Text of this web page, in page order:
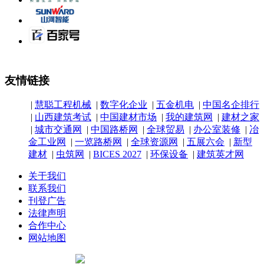
友情链接
| 慧聪工程机械 | 数字化企业 | 五金机电 | 中国名企排行
| 山西建筑考试 | 中国建材市场 | 我的建筑网 | 建材之家
| 城市交通网 | 中国路桥网 | 全球贸易 | 办公室装修 | 冶
金工业网
| 一览路桥网 | 全球资源网 | 五展六会 | 新型
建材 | 虫筑网 | BICES 2027 | 环保设备 | 建筑英才网
关于我们
联系我们
刊登广告
法律声明
合作中心
网站地图